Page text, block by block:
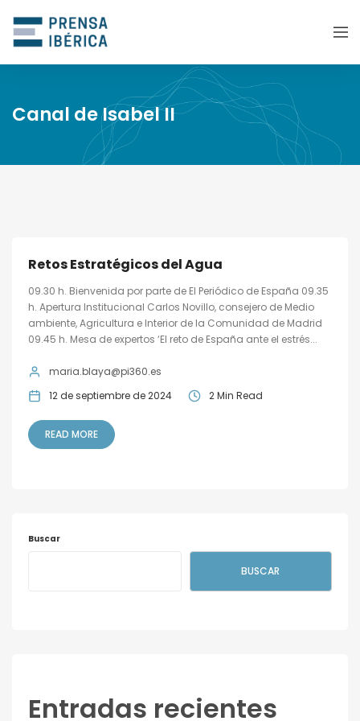
Canal de Isabel II
Retos Estratégicos del Agua
09.30 h. Bienvenida por parte de El Periódico de España 09.35
h. Apertura Institucional Carlos Novillo, consejero de Medio
ambiente, Agricultura e Interior de la Comunidad de Madrid
09.45 h. Mesa de expertos ‘El reto de España ante el estrés...
maria.blaya@pi360.es
12 de septiembre de 2024
2 Min Read
READ MORE
Buscar
BUSCAR
Entradas recientes